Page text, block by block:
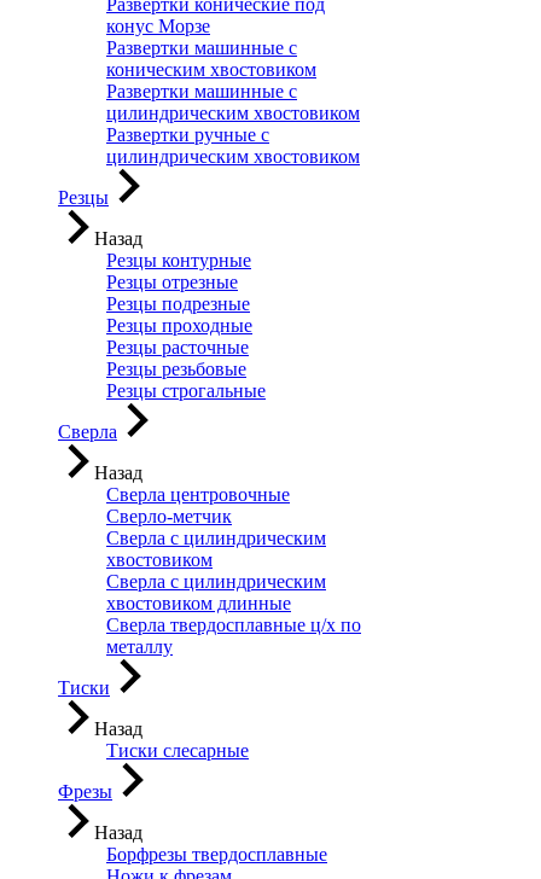
Развертки конические под
конус Морзе
Развертки машинные с
коническим хвостовиком
Развертки машинные с
цилиндрическим хвостовиком
Развертки ручные с
цилиндрическим хвостовиком
Резцы
Назад
Резцы контурные
Резцы отрезные
Резцы подрезные
Резцы проходные
Резцы расточные
Резцы резьбовые
Резцы строгальные
Сверла
Назад
Сверла центровочные
Сверло-метчик
Сверла с цилиндрическим
хвостовиком
Сверла с цилиндрическим
хвостовиком длинные
Сверла твердосплавные ц/х по
металлу
Тиски
Назад
Тиски слесарные
Фрезы
Назад
Борфрезы твердосплавные